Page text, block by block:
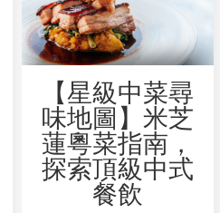
【星級中菜尋
味地圖】米芝
蓮粵菜指南，
探索頂級中式
餐飲